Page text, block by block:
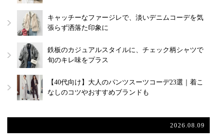
キャッチーなファージレで、淡いデニムコーデを気
張らず洒落た印象に
鉄板のカジュアルスタイルに、チェック柄シャツで
旬のキレ味をプラス
【40代向け】大人のパンツスーツコーデ23選｜着こ
なしのコツやおすすめブランドも
2026.08.09